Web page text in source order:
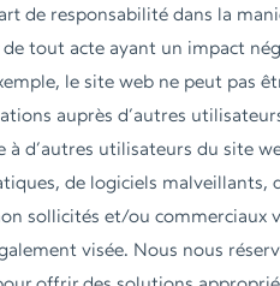
de responsabilité dans la
tout acte ayant un impact
le site web ne peut pas
auprès d’autres
d’autres utilisateurs du site
de logiciels malveillants,
sollicités et/ou commerciaux
visée. Nous nous